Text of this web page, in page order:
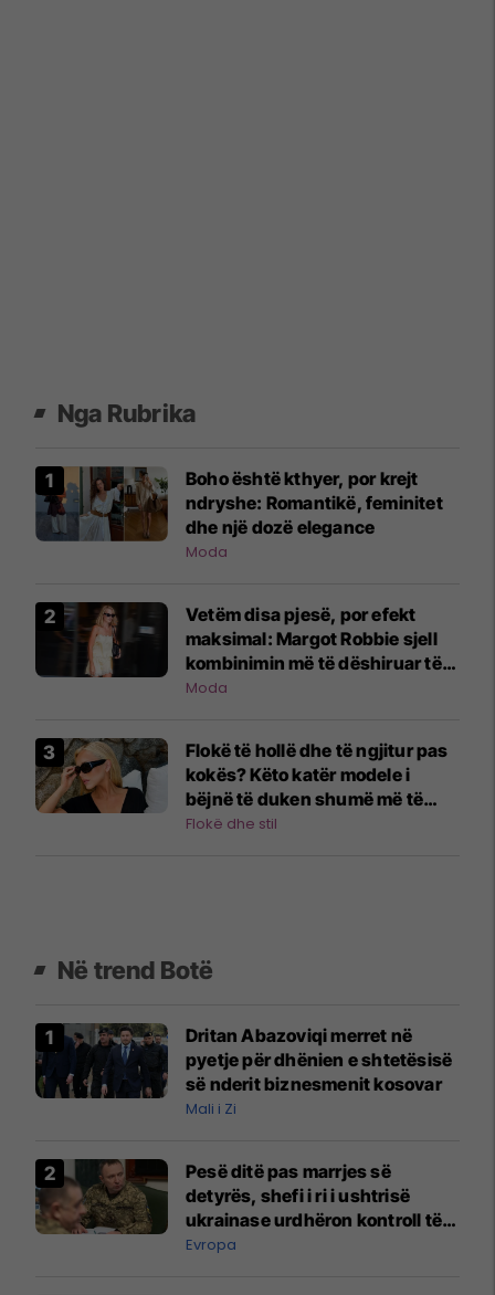
Nga Rubrika
Boho është kthyer, por krejt
ndryshe: Romantikë, feminitet
dhe një dozë elegance
Moda
Vetëm disa pjesë, por efekt
maksimal: Margot Robbie sjell
kombinimin më të dëshiruar të
verës
Moda
Flokë të hollë dhe të ngjitur pas
kokës? Këto katër modele i
bëjnë të duken shumë më të
dendur
Flokë dhe stil
Në trend Botë
Dritan Abazoviqi merret në
pyetje për dhënien e shtetësisë
së nderit biznesmenit kosovar
Mali i Zi
Pesë ditë pas marrjes së
detyrës, shefi i ri i ushtrisë
ukrainase urdhëron kontroll të
madh
Evropa